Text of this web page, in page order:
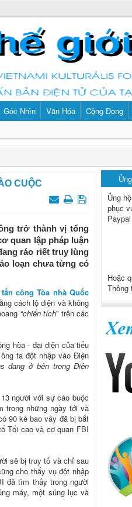
Góc Nhìn Văn Hóa Cộng Đồng
CUỘC
trở thành vị tổng
quan lập pháp luận
ráo riết truy lùng
loạn chưa từng có
công Tòa nhà Quốc
cách lộ diện và không
“chiến tích” trên các
hòa - đại diện của tiểu
ta đột nhập vào Điện
đang ở bên trong Điện
người với sự cáo buộc
trong những ngày tới và
90 kẻ bao vây đã bị bắt
Tối cao và cơ quan FBI
sẽ bị truy tố và chỉ sau
cho thấy vụ đột nhập
đã tìm thấy trong người
máy, một súng lục và
Ủng
phục
Paypal
Hoặc
Thông